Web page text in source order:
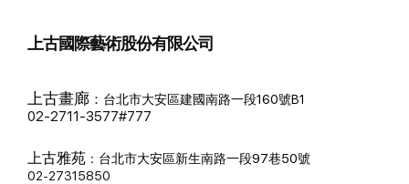
上古國際藝術股份有限公司
上古畫廊 ： 台北市大安區建國南路一段160號B1
02-2711-3577#777
上古雅苑 ： 台北市大安區新生南路一段97巷50號
02-27315850